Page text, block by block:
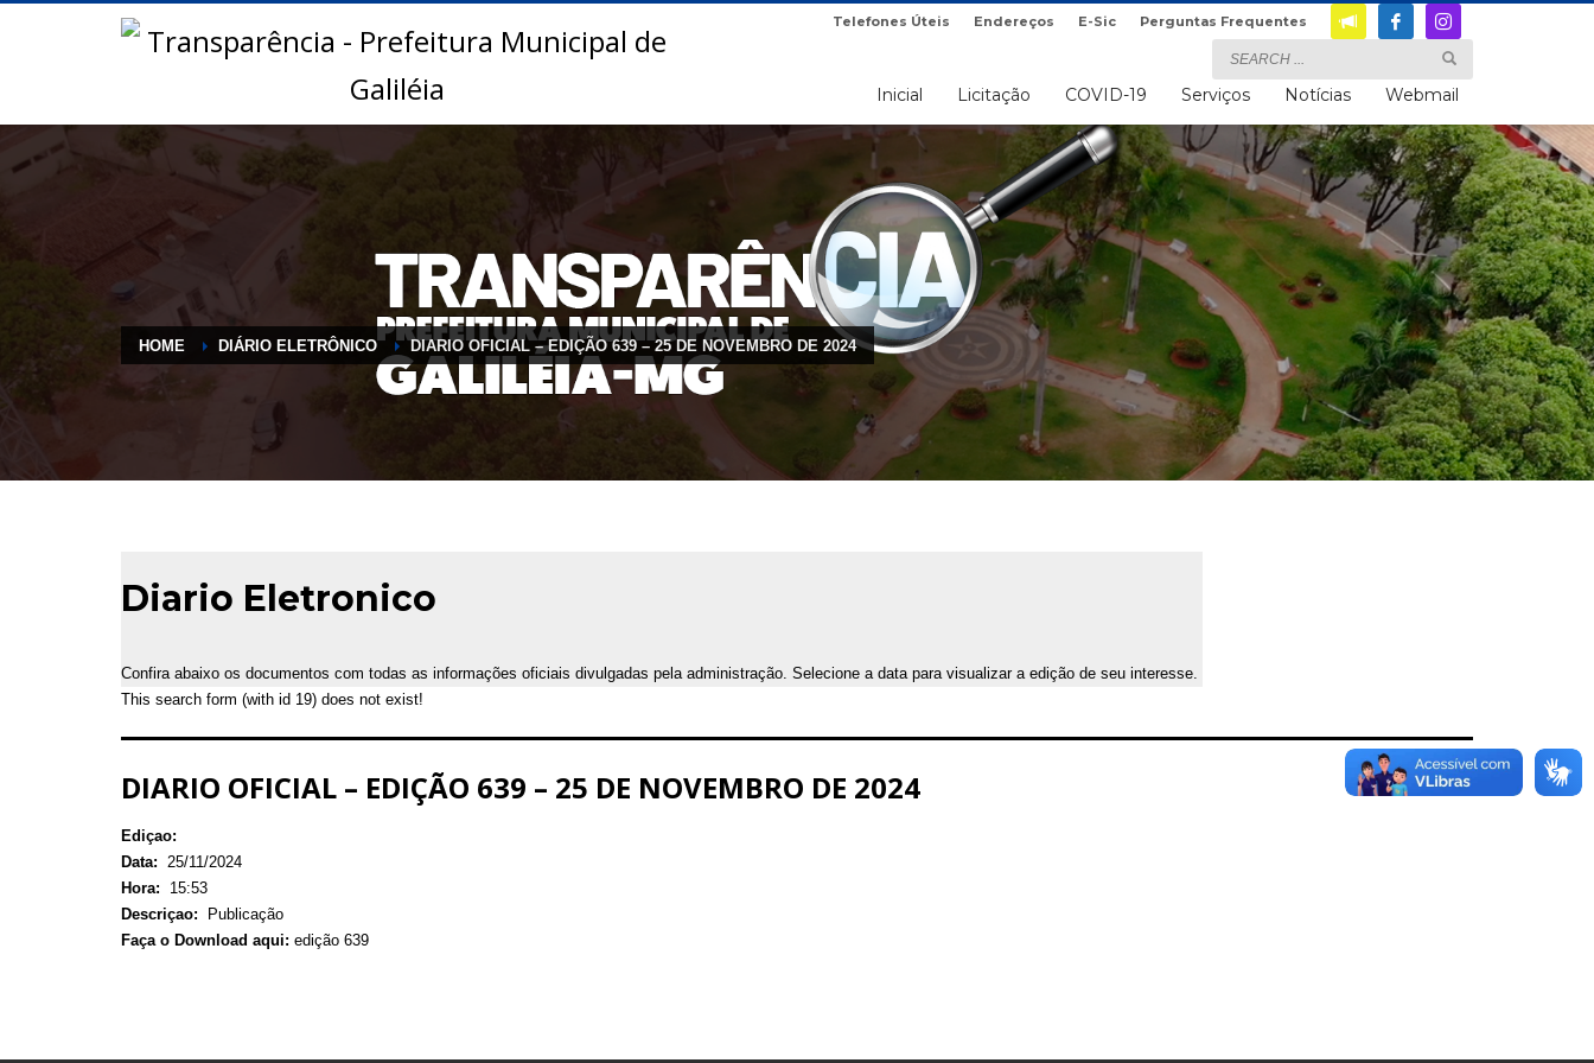
Telefones Úteis Endereços E-Sic Perguntas Frequentes
Inicial Licitação COVID-19 Serviços Notícias Webmail
HOME DIÁRIO ELETRÔNICO DIARIO OFICIAL – EDIÇÃO 639 – 25 DE NOVEMBRO DE 2024
Diario Eletronico
Confira abaixo os documentos com todas as informações oficiais divulgadas pela administração. Selecione a data para visualizar a edição de seu interesse.
This search form (with id 19) does not exist!
DIARIO OFICIAL – EDIÇÃO 639 – 25 DE NOVEMBRO DE 2024
Ediçao:
Data: 25/11/2024
Hora:
15:53
Descriçao:
Publicação
Faça o Download aqui: edição 639